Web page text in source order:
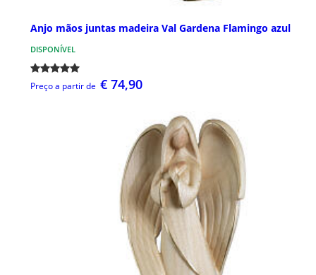
Anjo mãos juntas madeira Val Gardena Flamingo azul
DISPONÍVEL
Preço a partir de € 74,90